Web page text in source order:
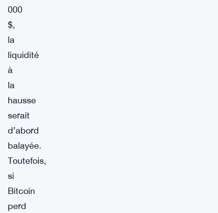
000
$,
la
liquidité
à
la
hausse
serait
d’abord
balayée.
Toutefois,
si
Bitcoin
perd